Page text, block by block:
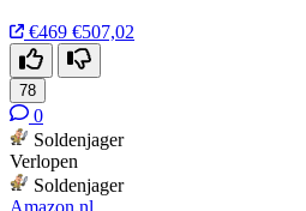
€469 €507,02
78
0
Soldenjager
Verlopen
Soldenjager
Amazon.nl